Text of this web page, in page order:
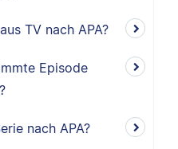
TV nach APA?
Episode
nach APA?